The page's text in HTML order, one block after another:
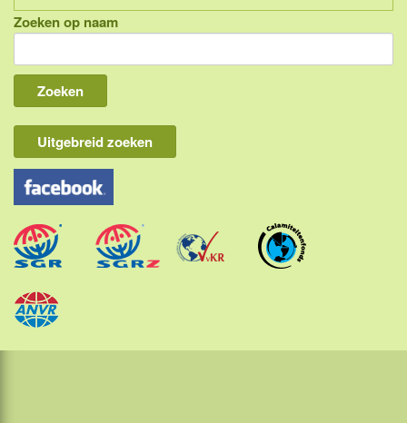
Indonesië, eilandcombinaties
Bali
Lombok
Flores & Komodo
Overige Sunda eilanden
Java
Kalimantan
Molukken
Zoeken op naam
Uitgebreid zoeken